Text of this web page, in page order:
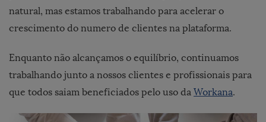
natural, mas estamos trabalhando para acelerar o
crescimento do numero de clientes na plataforma.
Enquanto não alcançamos o equilíbrio, continuamos
trabalhando junto a nossos clientes e profissionais para
que todos saiam beneficiados pelo uso da Workana.